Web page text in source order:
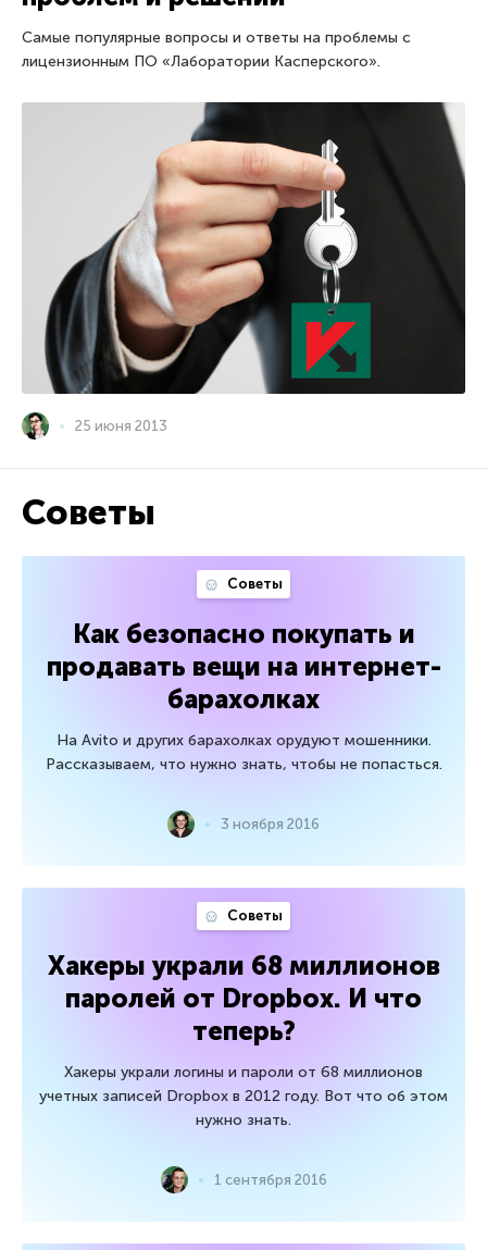
Самые популярные вопросы и ответы на проблемы с
лицензионным ПО «Лаборатории Касперского».
25 июня 2013
Советы
Советы
Как безопасно покупать и
продавать вещи на интернет-
барахолках
На Avito и других барахолках орудуют мошенники.
Рассказываем, что нужно знать, чтобы не попасться.
3 ноября 2016
Советы
Хакеры украли 68 миллионов
паролей от Dropbox. И что
теперь?
Хакеры украли логины и пароли от 68 миллионов
учетных записей Dropbox в 2012 году. Вот что об этом
нужно знать.
1 сентября 2016